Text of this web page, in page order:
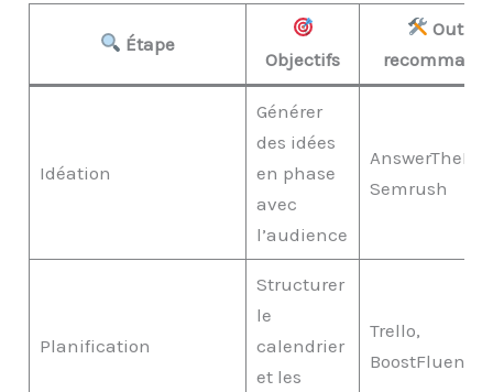
Étape
Objectifs
Outils
Idéation
Générer
des idées
en phase
avec
l’audience
Semrush
Planification
Structurer
le
calendrier
et les
Trello,
BoostFluence